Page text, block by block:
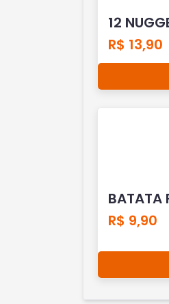
12
R$ 13,90
BATATA
R$ 9,90